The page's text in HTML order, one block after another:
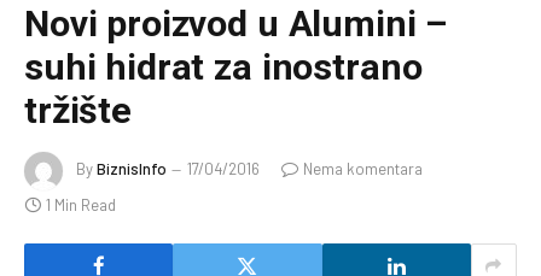
Novi proizvod u Alumini –
suhi hidrat za inostrano
tržište
ByBiznisInfo 17/04/2016
Nema komentara
1 Min Read